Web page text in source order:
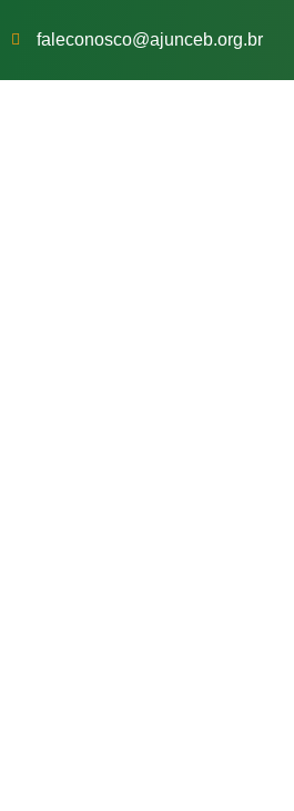
faleconosco@ajunceb.org.br